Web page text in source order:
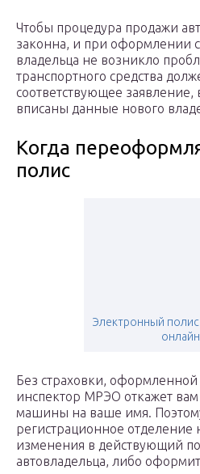
Чтобы процедура продажи
законна, и при оформлении
владельца не возникло
транспортного средства
соответствующее заявление,
вписаны данные нового
Когда
полис
Электронный полис
онлайн
Без страховки,
инспектор МРЭО откажет
машины на ваше имя.
регистрационное отделение
изменения в действующий
автовладельца, либо